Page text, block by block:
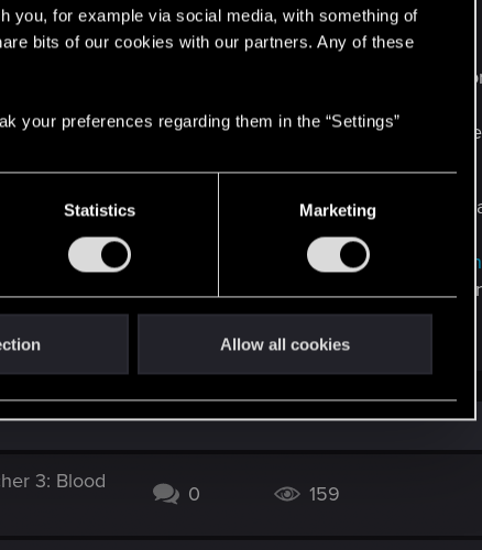
you, for example via social media, with something of
bits of our cookies with our partners. Any of these
your preferences regarding them in the “Settings”
Statistics Marketing
Allow all cookies
Boston (Estados Unidos) en mayo de 2025 para
a finales de 2025 y de Norteamérica en el primer
fechas y ciudades concretas en el sitio web
suscríbete al boletín de noticias a través de la
les permitirá comprar las entradas antes que nadie
3: Blood
0 159